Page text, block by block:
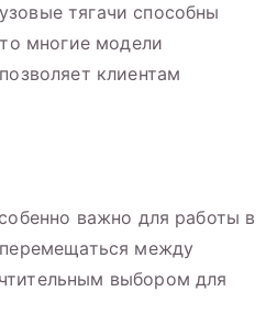
тягачи способны
многие модели
клиентам
важно для работы в
между
выбором для